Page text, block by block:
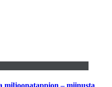
miljoonatappion – miinusta